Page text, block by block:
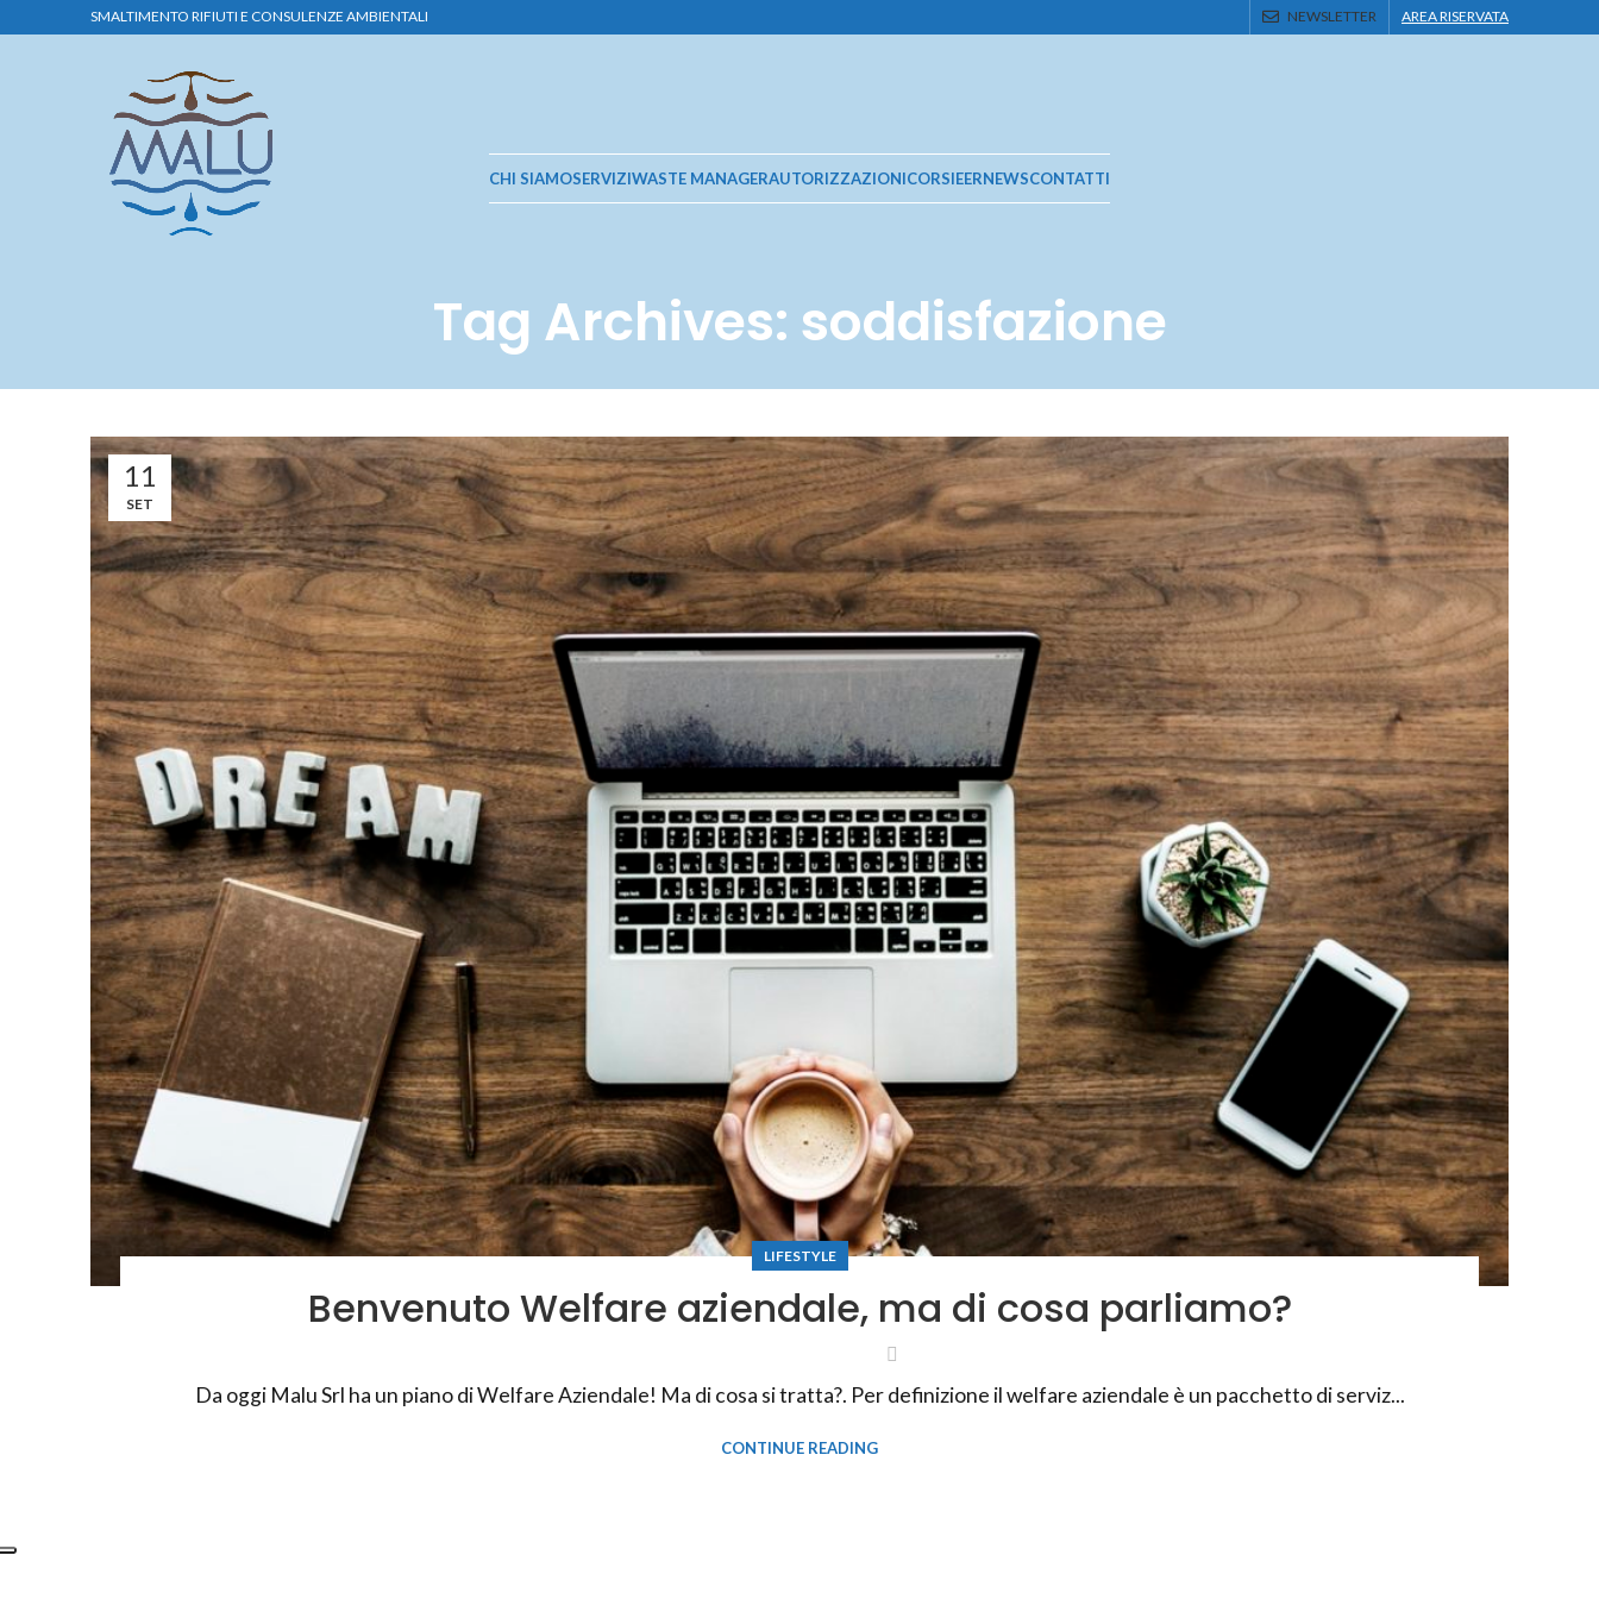
SMALTIMENTO RIFIUTI E CONSULENZE AMBIENTALI NEWSLETTER AREA RISERVATA
CHI SIAMOSERVIZIWASTE MANAGERAUTORIZZAZIONICORSIEERNEWSCONTATTI
Tag Archives: soddisfazione
11
SET
LIFESTYLE
Benvenuto Welfare aziendale, ma di cosa parliamo?
Da oggi Malu Srl ha un piano di Welfare Aziendale! Ma di cosa si tratta?. Per definizione il welfare aziendale è un pacchetto di serviz...
CONTINUE READING